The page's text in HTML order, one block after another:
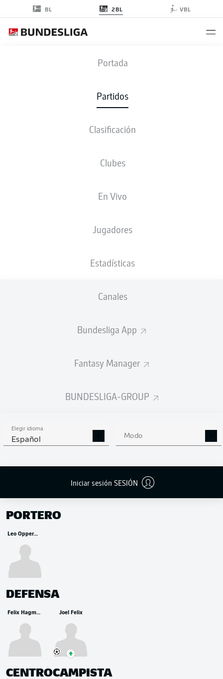
BL 2BL VBL
Portada
Partidos
Clasificación
Clubes
En Vivo
Jugadores
Estadísticas
Canales
Bundesliga App
Fantasy Manager
BUNDESLIGA-GROUP
Elegir idioma
Español Modo
Iniciar sesión SESIÓN
DSC - F95
5 1
ALINEACIONES ESTADÍSTICAS
Jonas Kersken
Stefano Russo
PORTERO
Leo Oppermann
DEFENSA
Felix Hagmann Joel Felix
CENTROCAMPISTA